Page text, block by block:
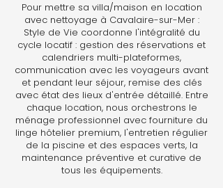
Pour mettre sa villa/maison en location
avec nettoyage à Cavalaire-sur-Mer :
Style de Vie coordonne l'intégralité du
cycle locatif : gestion des réservations et
calendriers multi-plateformes,
communication avec les voyageurs avant
et pendant leur séjour, remise des clés
avec état des lieux d'entrée détaillé. Entre
chaque location, nous orchestrons le
ménage professionnel avec fourniture du
linge hôtelier premium, l'entretien régulier
de la piscine et des espaces verts, la
maintenance préventive et curative de
tous les équipements.